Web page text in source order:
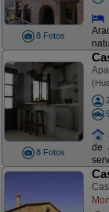
8 Fotos
8 Fotos
de